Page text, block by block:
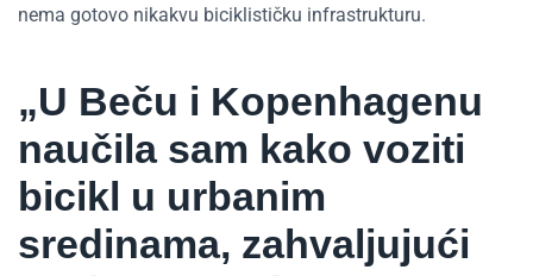
nema gotovo nikakvu biciklističku infrastrukturu.
„U Beču i Kopenhagenu
naučila sam kako voziti
bicikl u urbanim
sredinama, zahvaljujući